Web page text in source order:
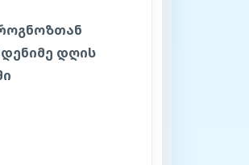
დღის